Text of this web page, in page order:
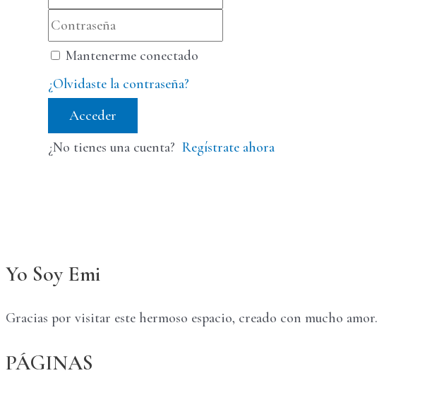
Mantenerme conectado
¿Olvidaste la contraseña?
Acceder
¿No tienes una cuenta? Regístrate ahora
Yo Soy Emi
Gracias por visitar este hermoso espacio, creado con mucho amor.
PÁGINAS